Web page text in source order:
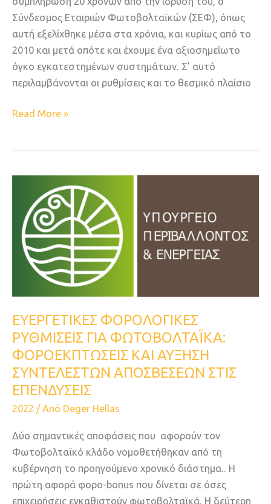
Σύνδεσμος Εταιριών Φωτοβολταϊκών (ΣΕΦ), όπως
αυτή εξελίχθηκε μέσα στα χρόνια, και κυρίως από το
2010 και μετά οπότε και έχουμε ένα αξιοσημείωτο
όγκο εγκατεστημένων συστημάτων. Σ’ αυτό
περιλαμβάνονται οι ρυθμίσεις και το θεσμικό πλαίσιο
Read More »
ΕΥΕΡΓΕΤΙΚΕΣ ΦΟΡOΛΟΓΙΚΕΣ
ΡΥΘΜΙΣΕΙΣ ΓΙΑ ΦΩΤΟΒΟΛΤΑΪΚΑ:
ΦΟΡΟΕΚΠΤΩΣΕΙΣ KAI ΑΥΞΗΣΗ
ΣΥΝΤΕΛΕΣΤΩΝ ΑΠΟΣΒΕΣΕΩΝ ΣΤΙΣ
ΕΠΕΝΔΥΣΕΙΣ
2022 / Από Deger Hellas
Δύο σημαντικές αποφάσεις που αφορούν τον
Φωτοβολταϊκό κλάδο νομοθετήθηκαν από τη
κυβέρνηση το προηγούμενο χρονικό διάστημα.. Η
πρώτη αφορά φορο-bonus που δίνεται σε όσες
επιχειρήσεις εγκαθιστούν φωτοβολταϊκά. Η δεύτερη
ΦΟΡOΛΟΓΙΚΕΣ
ΡΥΘΜΙΣΕΙΣ
ΓΙΑ
ΦΩΤΟΒΟΛΤΑΪΚΑ:
ΦΟΡΟΕΚΠΤΩΣΕΙΣ
ΑΥΞΗΣΗ
ΣΥΝΤΕΛΕΣΤΩΝ
ΣΤΙΣ
ΕΠΕΝΔΥΣΕΙΣ